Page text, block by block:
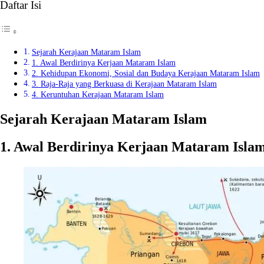
Daftar Isi
Sejarah Kerajaan Mataram Islam
1. Awal Berdirinya Kerjaan Mataram Islam
2. Kehidupan Ekonomi, Sosial dan Budaya Kerajaan Mataram Islam
3. Raja-Raja yang Berkuasa di Kerajaan Mataram Islam
4. Keruntuhan Kerajaan Mataram Islam
Sejarah Kerajaan Mataram Islam
1. Awal Berdirinya Kerjaan Mataram